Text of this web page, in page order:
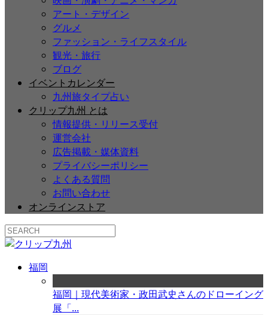
アート・デザイン
グルメ
ファッション・ライフスタイル
観光・旅行
ブログ
イベントカレンダー
九州旅タイプ占い
クリップ九州 とは
情報提供・リリース受付
運営会社
広告掲載・媒体資料
プライバシーポリシー
よくある質問
お問い合わせ
オンラインストア
福岡
福岡｜現代美術家・政田武史さんのドローイング
展「...